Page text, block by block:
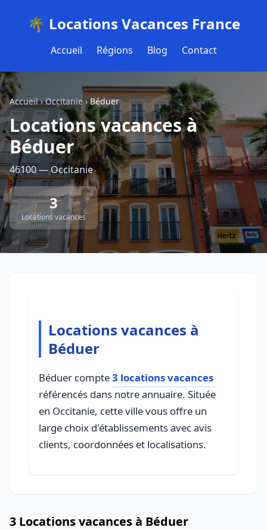
🌴 Locations Vacances France
Accueil Régions Blog Contact
Accueil›Occitanie›Béduer
Locations vacances à
Béduer
46100 — Occitanie
3
Locations vacances
Locations vacances à
Béduer
Béduer compte3 locations vacances
référencés dans notre annuaire. Située
en Occitanie, cette ville vous offre un
large choix d'établissements avec avis
clients, coordonnées et localisations.
3 Locations vacances à Béduer